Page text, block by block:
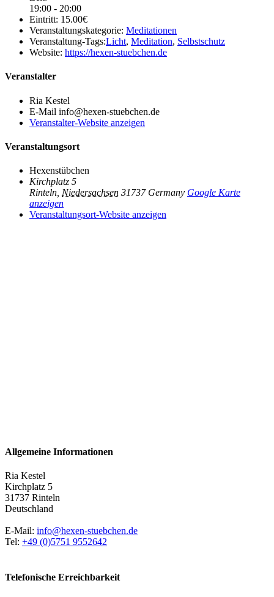
19:00 - 20:00
Eintritt: 15.00€
Veranstaltungskategorie: Meditationen
Veranstaltung-Tags:Licht, Meditation, Selbstschutz
Website: https://hexen-stuebchen.de
Veranstalter
Ria Kestel
E-Mail info@hexen-stuebchen.de
Veranstalter-Website anzeigen
Veranstaltungsort
Hexenstübchen
Kirchplatz 5
Rinteln Niedersachsen 31737 Germany Google Karte
anzeigen
Veranstaltungsort-Website anzeigen
Allgemeine Informationen
Ria Kestel
Kirchplatz 5
31737 Rinteln
Deutschland
E-Mail: info@hexen-stuebchen.de
Tel: +49 (0)5751 9552642
Telefonische Erreichbarkeit